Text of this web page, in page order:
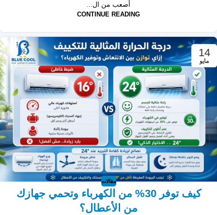
أصعب من ال...
CONTINUE READING
14
مايو
مقالات
كيف توفر 30% من الكهرباء وتحمي جهازك
من الأعطال؟